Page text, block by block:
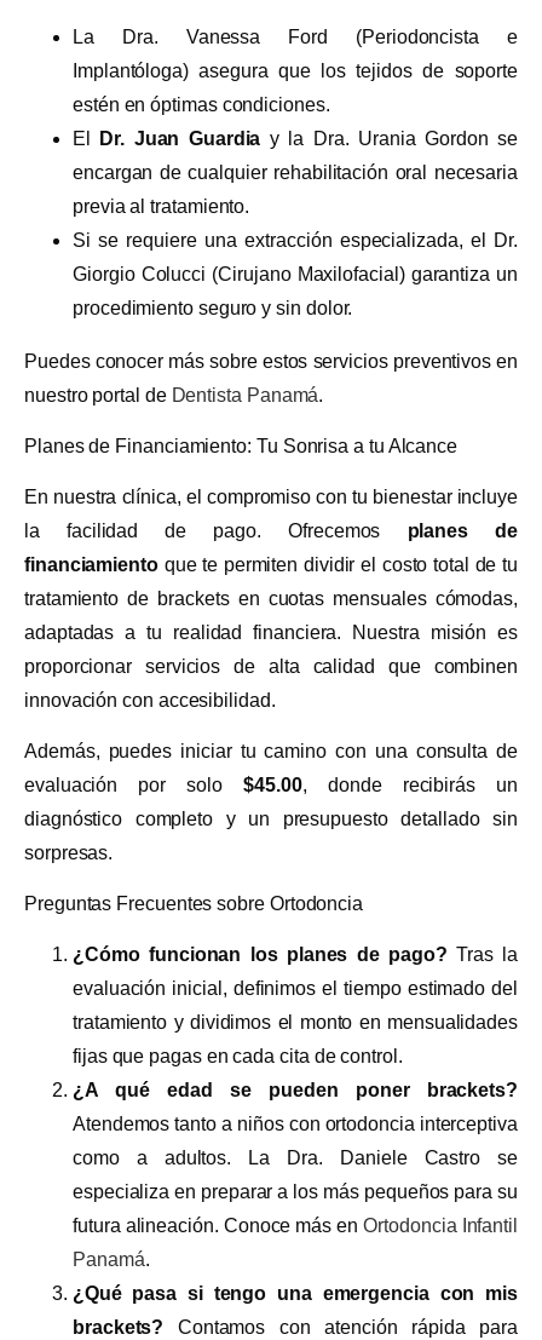
La Dra. Vanessa Ford (Periodoncista e
Implantóloga) asegura que los tejidos de soporte
estén en óptimas condiciones.
El
Dr. Juan Guardia y la Dra. Urania Gordon se
encargan de cualquier rehabilitación oral necesaria
previa al tratamiento.
Si se requiere una extracción especializada, el Dr.
Giorgio Colucci (Cirujano Maxilofacial) garantiza un
procedimiento seguro y sin dolor.
Puedes conocer más sobre estos servicios preventivos en
nuestro portal de Dentista Panamá.
Planes de Financiamiento: Tu Sonrisa a tu Alcance
En nuestra clínica, el compromiso con tu bienestar incluye
la facilidad de pago. Ofrecemos planes de
financiamientoque te permiten dividir el costo total de tu
tratamiento de brackets en cuotas mensuales cómodas,
adaptadas a tu realidad financiera. Nuestra misión es
proporcionar servicios de alta calidad que combinen
innovación con accesibilidad.
Además, puedes iniciar tu camino con una consulta de
evaluación por solo$45.00, donde recibirás un
diagnóstico completo y un presupuesto detallado sin
sorpresas.
Preguntas Frecuentes sobre Ortodoncia
¿Cómo funcionan los planes de pago? Tras la
evaluación inicial, definimos el tiempo estimado del
tratamiento y dividimos el monto en mensualidades
fijas que pagas en cada cita de control.
¿A qué edad se pueden poner brackets?
Atendemos tanto a niños con ortodoncia interceptiva
como a adultos. La Dra. Daniele Castro se
especializa en preparar a los más pequeños para su
futura alineación. Conoce más en Ortodoncia Infantil
Panamá.
¿Qué pasa si tengo una emergencia con mis
brackets? Contamos con atención rápida para